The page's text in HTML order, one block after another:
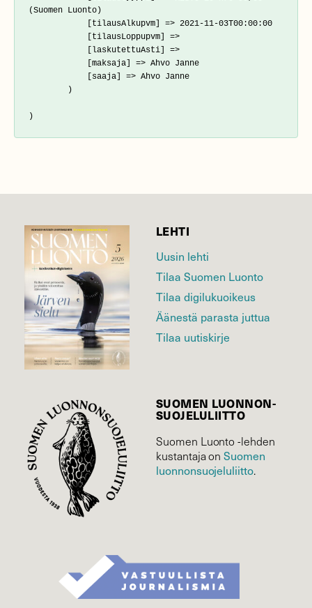
(Suomen Luonto)
LEHTI
Uusin lehti
Tilaa Suomen Luonto
Tilaa digilukuoikeus
Äänestä parasta juttua
Tilaa uutiskirje
SUOMEN LUONNON­
SUOJELU­LIITTO
Suomen Luonto -lehden
kustantaja onSuomen
luonnonsuojelu­liitto.